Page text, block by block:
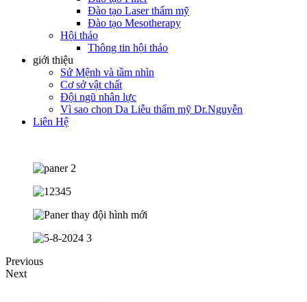
Đào tạo Laser thẩm mỹ
Đào tạo Mesotherapy
Hội thảo
Thông tin hội thảo
giới thiệu
Sứ Mệnh và tầm nhìn
Cơ sở vật chất
Đội ngũ nhân lực
Vì sao chọn Da Liễu thẩm mỹ Dr.Nguyễn
Liên Hệ
Previous
Next